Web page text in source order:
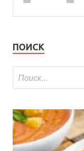
ПОИСК